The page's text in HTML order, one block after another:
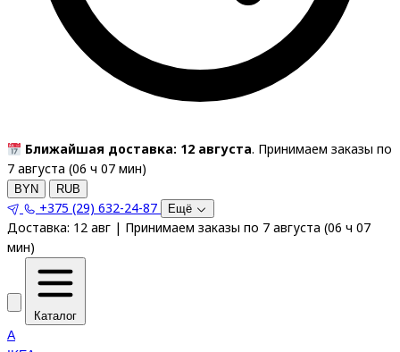
Ближайшая доставка: 12 августа. Принимаем заказы по
7 августа (06 ч 07 мин)
BYN RUB
+375 (29) 632-24-87 Ещё
Доставка: 12 авг | Принимаем заказы по 7 августа (06 ч 07
мин)
Каталог
A